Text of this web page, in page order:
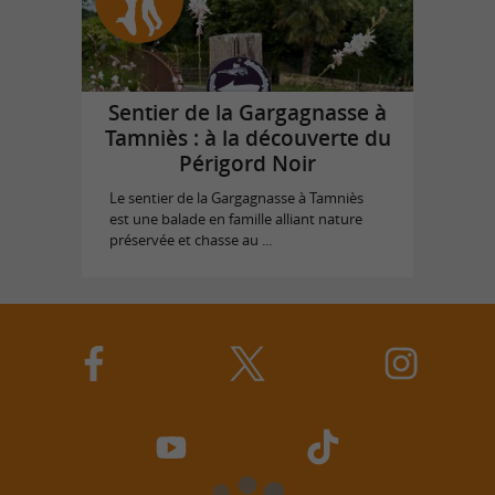
Sentier de la Gargagnasse à
Tamniès : à la découverte du
Périgord Noir
Le sentier de la Gargagnasse à Tamniès
est une balade en famille alliant nature
préservée et chasse au ...